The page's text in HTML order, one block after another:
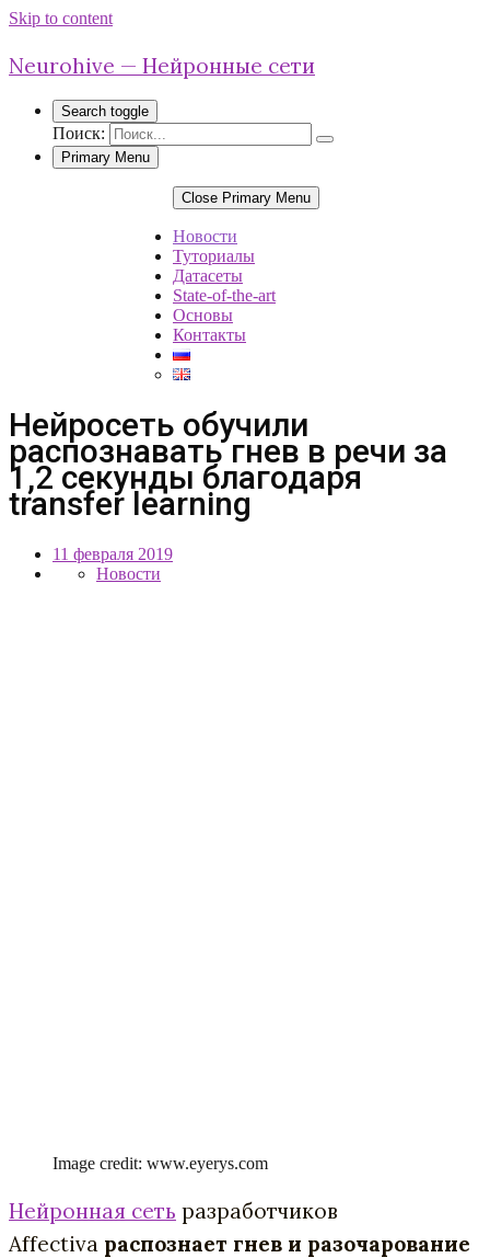
Skip to content
Neurohive — Нейронные сети
Search toggle
Поиск:
Primary Menu
Close Primary Menu
Новости
Туториалы
Датасеты
State-of-the-art
Основы
Контакты
Нейросеть обучили
распознавать гнев в речи за
1,2 секунды благодаря
transfer learning
11 февраля 2019
Новости
Image credit: www.eyerys.com
Нейронная сеть разработчиков
Affectiva распознает гнев и разочарование